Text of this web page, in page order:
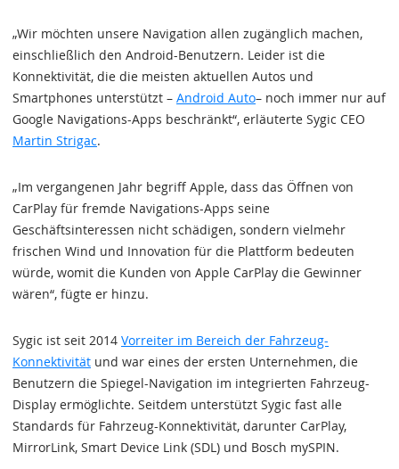
„Wir möchten unsere Navigation allen zugänglich machen,
einschließlich den Android-Benutzern. Leider ist die
Konnektivität, die die meisten aktuellen Autos und
Smartphones unterstützt – Android Auto– noch immer nur auf
Google Navigations-Apps beschränkt“, erläuterte Sygic CEO
Martin Strigac.
„Im vergangenen Jahr begriff Apple, dass das Öffnen von
CarPlay für fremde Navigations-Apps seine
Geschäftsinteressen nicht schädigen, sondern vielmehr
frischen Wind und Innovation für die Plattform bedeuten
würde, womit die Kunden von Apple CarPlay die Gewinner
wären“, fügte er hinzu.
Sygic ist seit 2014 Vorreiter im Bereich der Fahrzeug-
Konnektivität und war eines der ersten Unternehmen, die
Benutzern die Spiegel-Navigation im integrierten Fahrzeug-
Display ermöglichte. Seitdem unterstützt Sygic fast alle
Standards für Fahrzeug-Konnektivität, darunter CarPlay,
MirrorLink, Smart Device Link (SDL) und Bosch mySPIN.